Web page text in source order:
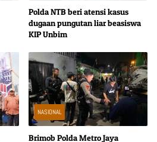
Polda NTB beri atensi kasus
dugaan pungutan liar beasiswa
KIP Unbim
NASIONAL
Brimob Polda Metro Jaya